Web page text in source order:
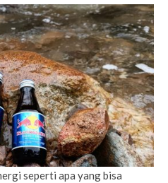
seperti apa yang bisa